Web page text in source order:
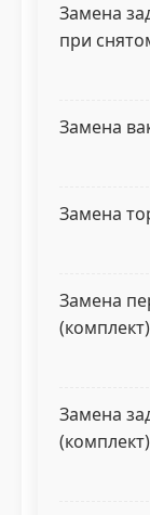
Замена
при
Замена
Замена
Замена
(комплект)
Замена
(комплект)